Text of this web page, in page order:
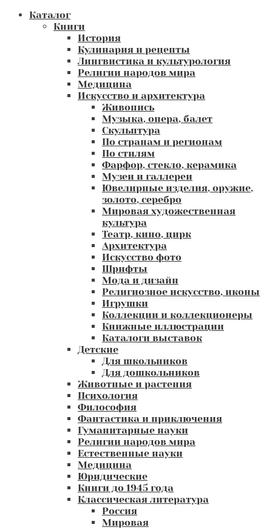
Каталог
Книги
История
Кулинария и рецепты
Лингвистика и культурология
Религии народов мира
Медицина
Искусство и архитектура
Живопись
Музыка, опера, балет
Скульптура
По странам и регионам
По стилям
Фарфор, стекло, керамика
Музеи и галлереи
Ювелирные изделия, оружие,
золото, серебро
Мировая художественная
культура
Театр, кино, цирк
Архитектура
Искусство фото
Шрифты
Мода и дизайн
Религиозное искусство, иконы
Игрушки
Коллекции и коллекционеры
Книжные иллюстрации
Каталоги выставок
Детские
Для школьников
Для дошкольников
Животные и растения
Психология
Философия
Фантастика и приключения
Гуманитарные науки
Религии народов мира
Естественные науки
Медицина
Юридические
Книги до 1945 года
Классическая литература
Россия
Мировая